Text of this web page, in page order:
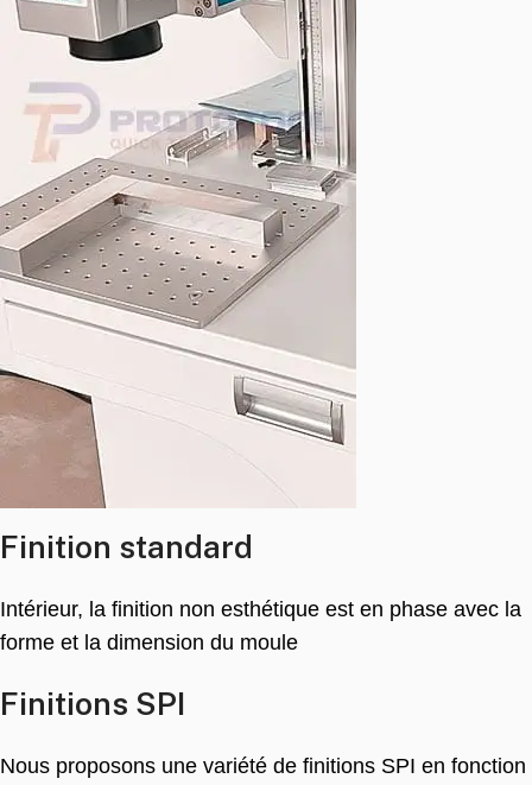
Finition standard
Intérieur, la finition non esthétique est en phase avec la
forme et la dimension du moule
Finitions SPI
Nous proposons une variété de finitions SPI en fonction